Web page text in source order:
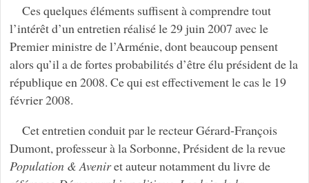
Ces quelques éléments suffisent à comprendre tout
l’intérêt d’un entretien réalisé le 29 juin 2007 avec le
Premier ministre de l’Arménie, dont beaucoup pensent
alors qu’il a de fortes probabilités d’être élu président de la
république en 2008. Ce qui est effectivement le cas le 19
février 2008.
Cet entretien conduit par le recteur Gérard-François
Dumont, professeur à la Sorbonne, Président de la revue
Population & Aveniret auteur notamment du livre de